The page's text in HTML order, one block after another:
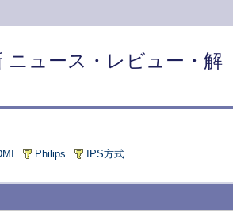
ニュース・レビュー・解
Philips IPS方式